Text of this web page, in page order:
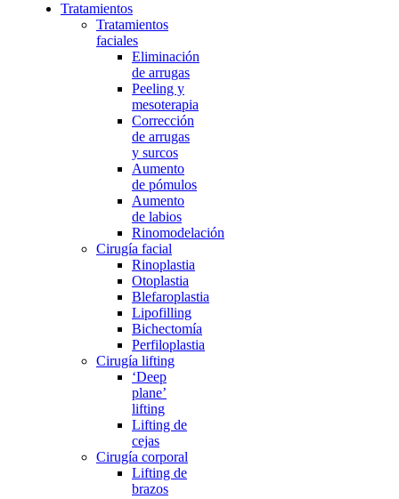
Tratamientos
Tratamientos
faciales
Eliminación
de arrugas
Peeling y
mesoterapia
Corrección
de arrugas
y surcos
Aumento
de pómulos
Aumento
de labios
Rinomodelación
Cirugía facial
Rinoplastia
Otoplastia
Blefaroplastia
Lipofilling
Bichectomía
Perfiloplastia
Cirugía lifting
‘Deep
plane’
lifting
Lifting de
cejas
Cirugía corporal
Lifting de
brazos